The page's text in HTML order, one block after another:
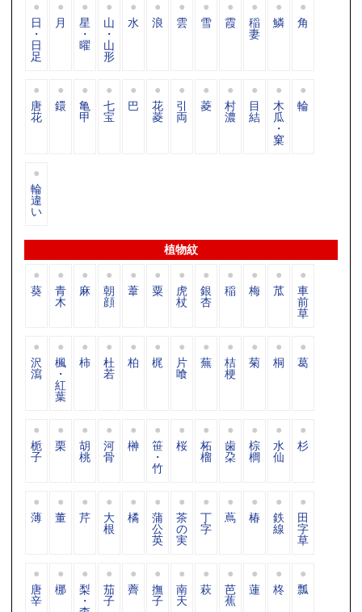
日
・
日
足
月 星
・
曜
山
・
山
形
水 浪 雲 雪 霞 稲
妻
鱗 角
唐
花
鐶 亀
甲
七
宝
巴 花
菱
引
両
菱 村
濃
目
結
木
瓜
・
窠
輪
輪
違
い
植物紋
葵 青
木
麻 朝
顔
葦 粟 虎
杖
銀
杏
稲 梅 苽 車
前
草
沢
瀉
楓
・
紅
葉
柿 杜
若
柏 梶 片
喰
蕪 桔
梗
菊 桐 葛
栀
子
栗 胡
桃
河
骨
榊 笹
・
竹
桜 柘
榴
歯
朶
棕
櫚
水
仙
杉
薄 董 芹 大
根
橘 蒲
公
英
茶
の
実
丁
字
蔦 椿 鉄
線
田
字
草
唐
辛
梛 梨
・
茄
子
薺 撫
子
南
天
萩 芭
蕉
蓮 柊 瓢